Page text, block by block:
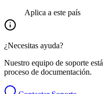
Aplica a este país
¿Necesitas ayuda?
Nuestro equipo de soporte
proceso de documentación.